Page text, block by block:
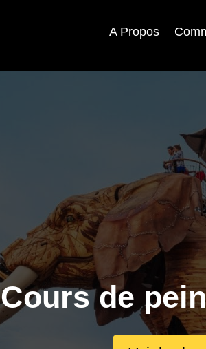
A Propos
Cours de